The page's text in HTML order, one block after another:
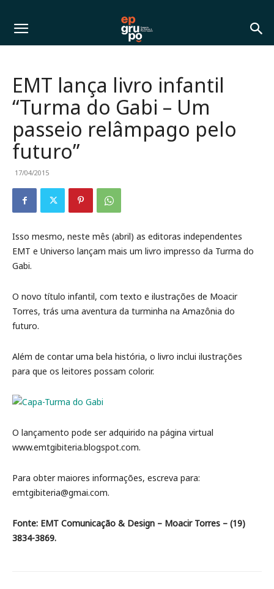
EMT lança livro infantil
“Turma do Gabi – Um
passeio relâmpago pelo
futuro”
17/04/2015
Isso mesmo, neste mês (abril) as editoras independentes
EMT e Universo lançam mais um livro impresso da Turma do
Gabi.
O novo título infantil, com texto e ilustrações de Moacir
Torres, trás uma aventura da turminha na Amazônia do
futuro.
Além de contar uma bela história, o livro inclui ilustrações
para que os leitores possam colorir.
O lançamento pode ser adquirido na página virtual
www.emtgibiteria.blogspot.com.
Para obter maiores informações, escreva para:
emtgibiteria@gmai.com.
Fonte: EMT Comunicação & Design – Moacir Torres – (19)
3834-3869.